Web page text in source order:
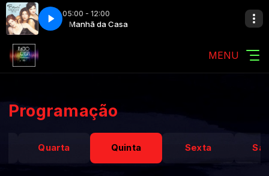
05:00 - 12:00
Manhã da Casa
Expose - Seasons Change
MENU
Programação
Quarta Quinta Sexta